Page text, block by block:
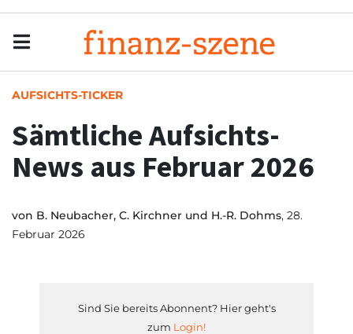
AUFSICHTS-TICKER
Sämtliche Aufsichts-
News aus Februar 2026
von B. Neubacher, C. Kirchner und H.-R. Dohms, 28.
Februar 2026
Sind Sie bereits Abonnent? Hier geht's
zum Login!